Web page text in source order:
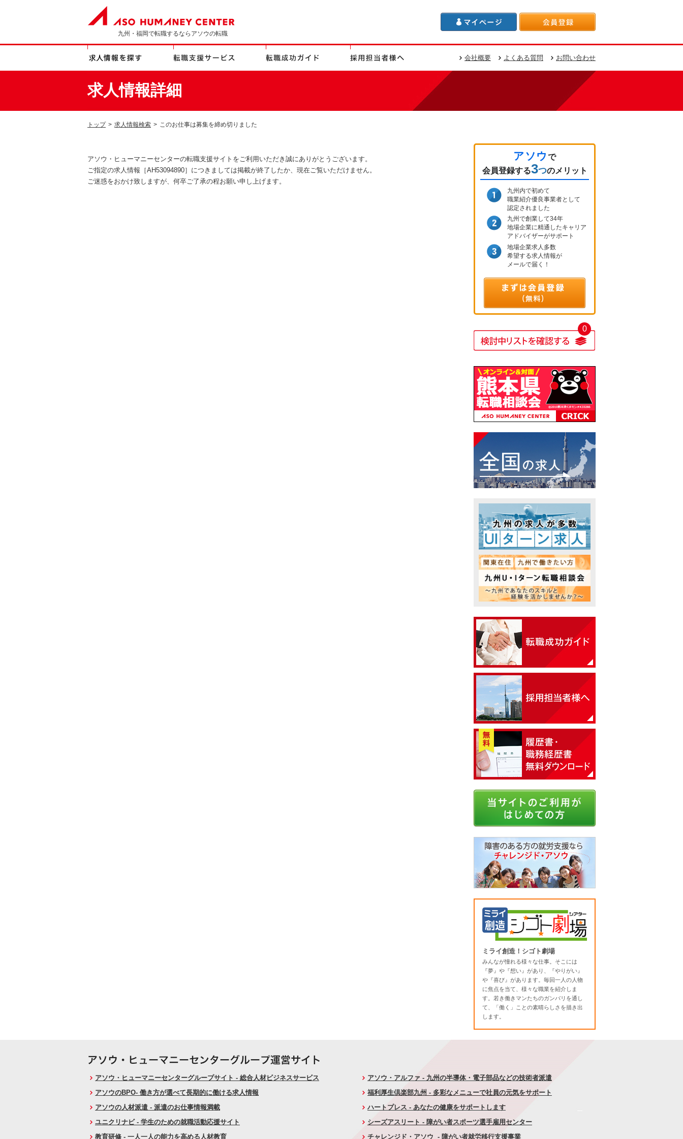
九州・福岡で転職するならアソウの転職
会社概要 よくある質問 お問い合わせ
求人情報詳細
トップ > 求人情報検索 > このお仕事は募集を締め切りました
アソウ・ヒューマニーセンターの転職支援サイトをご利用いただき誠にありがとうございます。
ご指定の求人情報［AH53094890］につきましては掲載が終了したか、現在ご覧いただけません。
ご迷惑をおかけ致しますが、何卒ご了承の程お願い申し上げます。
アソウ で
会員登録する3つのメリット
九州内で初めて
職業紹介優良事業者として
認定されました
九州で創業して34年
地場企業に精通したキャリア
アドバイザーがサポート
地場企業求人多数
希望する求人情報が
メールで届く！
0
ミライ創造！シゴト劇場
みんなが憧れる様々な仕事。そこには
『夢』や『想い』があり、『やりがい』
や『喜び』があります。毎回一人の人物
に焦点を当て、様々な職業を紹介しま
す。若き働きマンたちのガンバリを通し
て、「働く」ことの素晴らしさを描き出
します。
アソウ・ヒューマニーセンターグループサイト - 総合人材ビジネスサービス
アソウのBPO- 働き方が選べて長期的に働ける求人情報
アソウの人材派遣 - 派遣のお仕事情報満載
ユニクリナビ - 学生のための就職活動応援サイト
教育研修 - 一人一人の能力を高める人材教育
アソウ・アルファ - 九州の半導体・電子部品などの技術者派遣
福利厚生倶楽部九州 - 多彩なメニューで社員の元気をサポート
ハートプレス - あなたの健康をサポートします
シーズアスリート - 障がい者スポーツ選手雇用センター
チャレンジド・アソウ - 障がい者就労移行支援事業